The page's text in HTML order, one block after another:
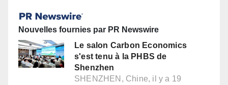
Nouvelles fournies par PR Newswire
Le salon Carbon Economics
s'est tenu à la PHBS de
Shenzhen
SHENZHEN, Chine, il y a 19